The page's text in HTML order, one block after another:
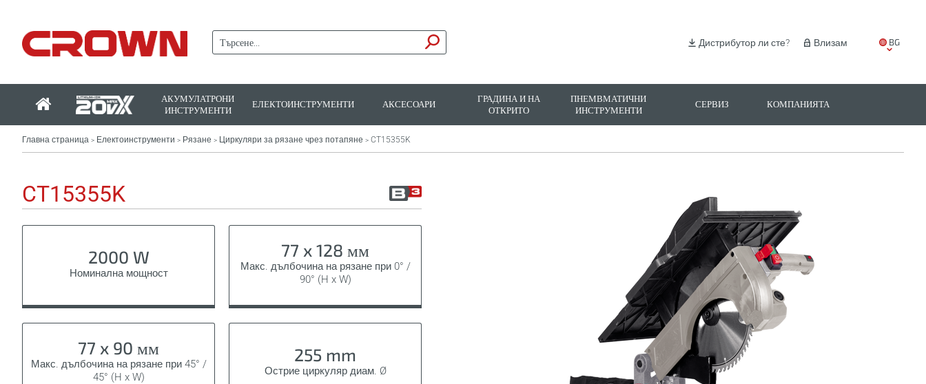
BG
Влизам
Дистрибутор ли сте?
АКУМУЛАТРОНИ
ИНСТРУМЕНТИ
ЕЛЕКТОИНСТРУМЕНТИ АКСЕСОАРИ
ГРАДИНА И НА
ОТКРИТО
ПНЕМВМАТИЧНИ
ИНСТРУМЕНТИ
СЕРВИЗ КОМПАНИЯТА
Главна страница > Електоинструменти > Рязане > Циркуляри за рязане чрез потапяне > CT15355K
CT15355K
2000 W
Номинална мощност
77 x 128 мм
Макс. дълбочина на рязане при 0° /
90° (H x W)
77 x 90 мм
Макс. дълбочина на рязане при 45° /
45° (H x W)
255 mm
Острие циркуляр диам. Ø